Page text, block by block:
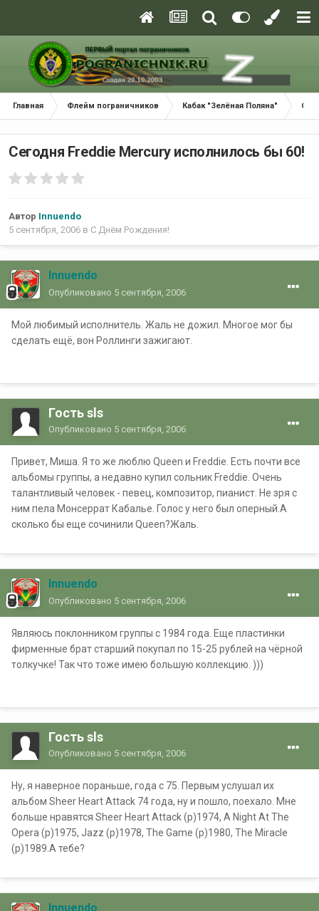
Главная Флейм пограничников Кабак "Зелёная Поляна" С
Сегодня Freddie Mercury исполнилось бы 60!
Автор Innuendo
5 сентября, 2006 в С Днём Рождения!
Innuendo
Опубликовано 5 сентября, 2006
Мой любимый исполнитель. Жаль не дожил. Многое мог бы
сделать ещё, вон Роллинги зажигают.
Гость sls
Опубликовано 5 сентября, 2006
Привет, Миша. Я то же люблю Queen и Freddie. Есть почти все
альбомы группы, а недавно купил сольник Freddie. Очень
талантливый человек - певец, композитор, пианист. Не зря с
ним пела Монсеррат Кабалье. Голос у него был оперный.А
сколько бы еще сочинили Queen?Жаль.
Innuendo
Опубликовано 5 сентября, 2006
Являюсь поклонником группы с 1984 года. Еще пластинки
фирменные брат старший покупал по 15-25 рублей на чёрной
толкучке! Так что тоже имею большую коллекцию. )))
Гость sls
Опубликовано 5 сентября, 2006
Ну, я наверное пораньше, года с 75. Первым услушал их
альбом Sheer Heart Attack 74 года, ну и пошло, поехало. Мне
больше нравятся Sheer Heart Attack (p)1974, A Night At The
Opera (p)1975, Jazz (p)1978, The Game (p)1980, The Miracle
(p)1989.А тебе?
Innuendo